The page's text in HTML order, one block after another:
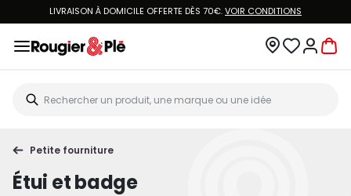
LIVRAISON À DOMICILE OFFERTE DÈS 70€.VOIR CONDITIONS
Petite fourniture
Étui et badge